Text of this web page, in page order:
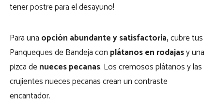
tener postre para el desayuno!
Para una opción abundante y satisfactoria,cubre tus
Panqueques de Bandeja con plátanos en rodajasy una
pizca denueces pecanas. Los cremosos plátanos y las
crujientes nueces pecanas crean un contraste
encantador.